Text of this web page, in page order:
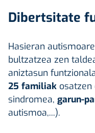
Dibertsitate
Hasieran
bultzatzea zen
aniztasun
25 familiak
sindromea, garun-
autismoa,...).